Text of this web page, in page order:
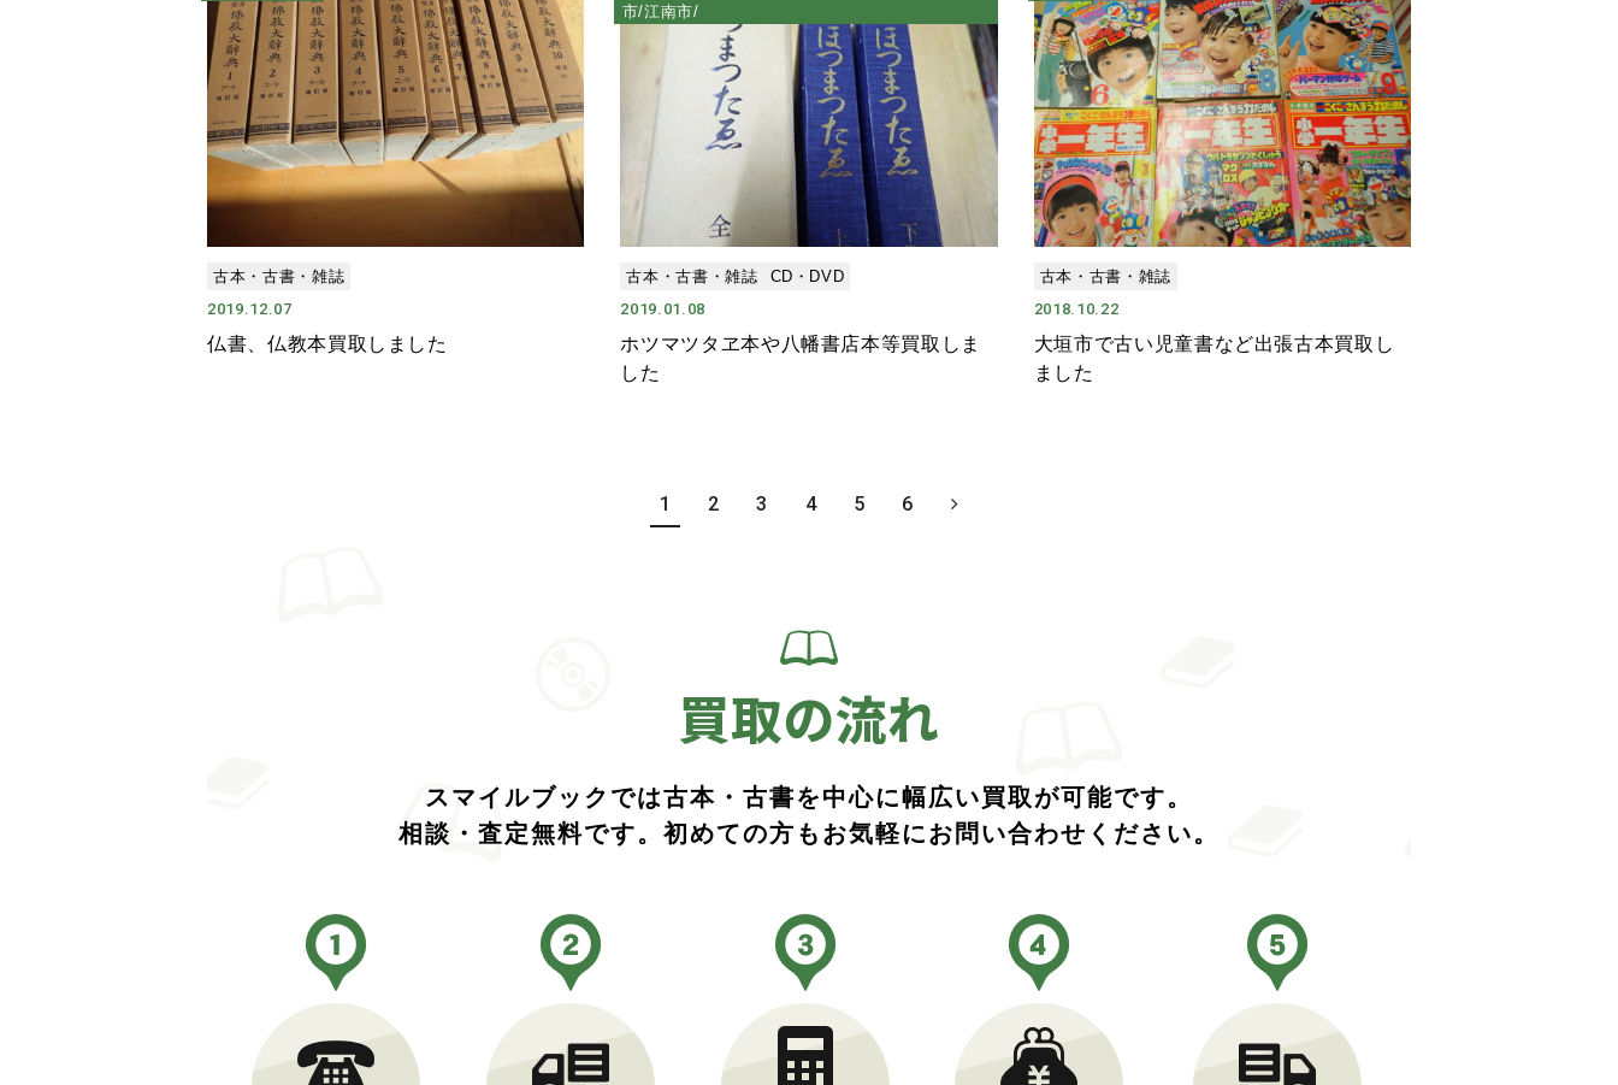
古本・古書・雑誌
2019.12.07
仏書、仏教本買取しました
市/江南市/
古本・古書・雑誌
CD・DVD
2019.01.08
ホツマツタヱ本や八幡書店本等買取しま
した
古本・古書・雑誌
2018.10.22
大垣市で古い児童書など出張古本買取し
ました
1 2 3 4 5 6
買取の流れ
スマイルブックでは古本・古書を中心に幅広い買取が可能です。
相談・査定無料です。初めての方もお気軽にお問い合わせください。